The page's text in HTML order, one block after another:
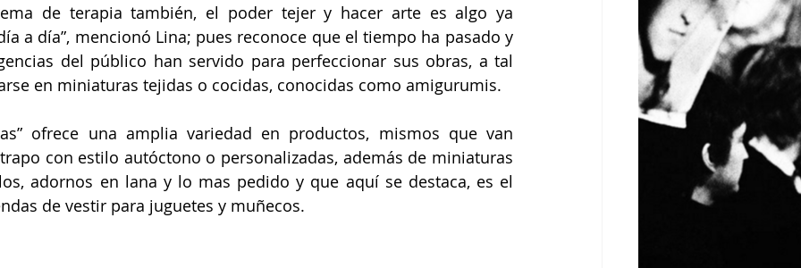
de terapia también, el poder tejer y hacer arte es algo ya
a día”, mencionó Lina; pues reconoce que el tiempo ha pasado y
del público han servido para perfeccionar sus obras, a tal
en miniaturas tejidas o cocidas, conocidas como amigurumis.
ofrece una amplia variedad en productos, mismos que van
con estilo autóctono o personalizadas, además de miniaturas
adornos en lana y lo mas pedido y que aquí se destaca, es el
de vestir para juguetes y muñecos.